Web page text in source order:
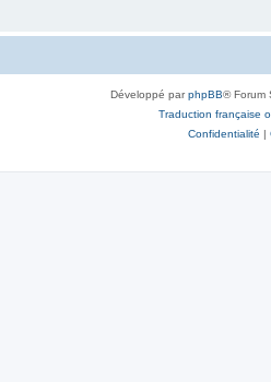
Développé parphpBB® Forum
Traduction française
Confidentialité |